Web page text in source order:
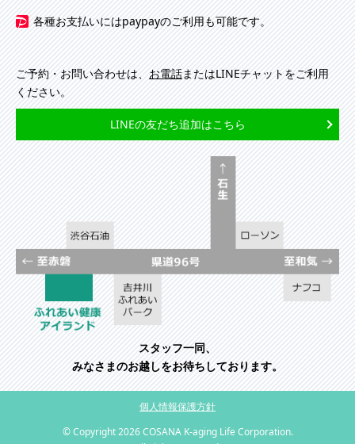
各種お支払いにはpaypayのご利用も可能です。
ご予約・お問い合わせは、 お電話またはLINEチャットをご利用
ください。
LINEの友だち追加はこちら
スタッフ一同、
みなさまのお越しをお待ちしております。
個人情報保護方針
© Copyright2026 COSANA K-aging Life Corporation.